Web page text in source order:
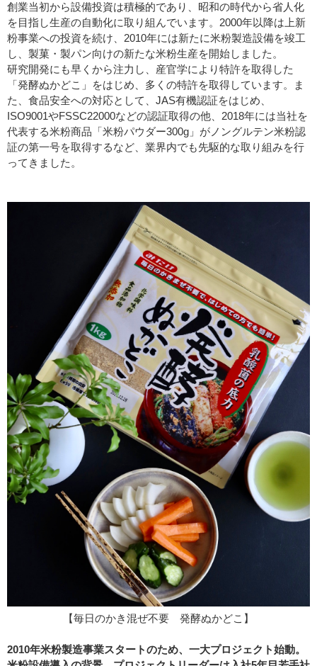
創業当初から設備投資は積極的であり、昭和の時代から省人化
を目指し生産の自動化に取り組んでいます。2000年以降は上新
粉事業への投資を続け、2010年には新たに米粉製造設備を竣工
し、製菓・製パン向けの新たな米粉生産を開始しました。
研究開発にも早くから注力し、産官学により特許を取得した
「発酵ぬかどこ」をはじめ、多くの特許を取得しています。ま
た、食品安全への対応として、JAS有機認証をはじめ、
ISO9001やFSSC22000などの認証取得の他、2018年には当社を
代表する米粉商品「米粉パウダー300g」がノングルテン米粉認
証の第一号を取得するなど、業界内でも先駆的な取り組みを行
ってきました。
【毎日のかき混ぜ不要 発酵ぬかどこ】
2010年米粉製造事業スタートのため、一大プロジェクト始動。